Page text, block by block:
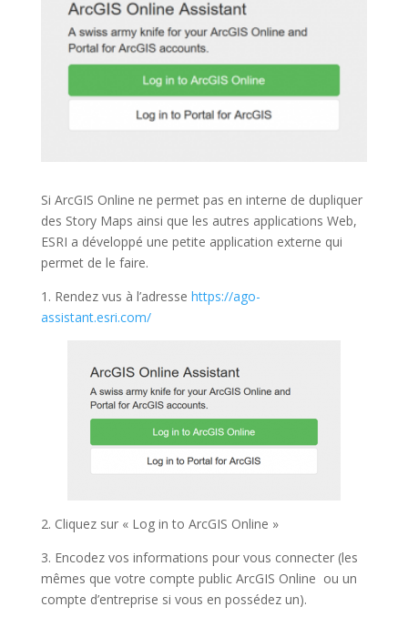
Si ArcGIS Online ne permet pas en interne de dupliquer
des Story Maps ainsi que les autres applications Web,
ESRI a développé une petite application externe qui
permet de le faire.
1. Rendez vus à l’adresse https://ago-
assistant.esri.com/
2. Cliquez sur « Log in to ArcGIS Online »
3. Encodez vos informations pour vous connecter (les
mêmes que votre compte public ArcGIS Online ou un
compte d’entreprise si vous en possédez un).